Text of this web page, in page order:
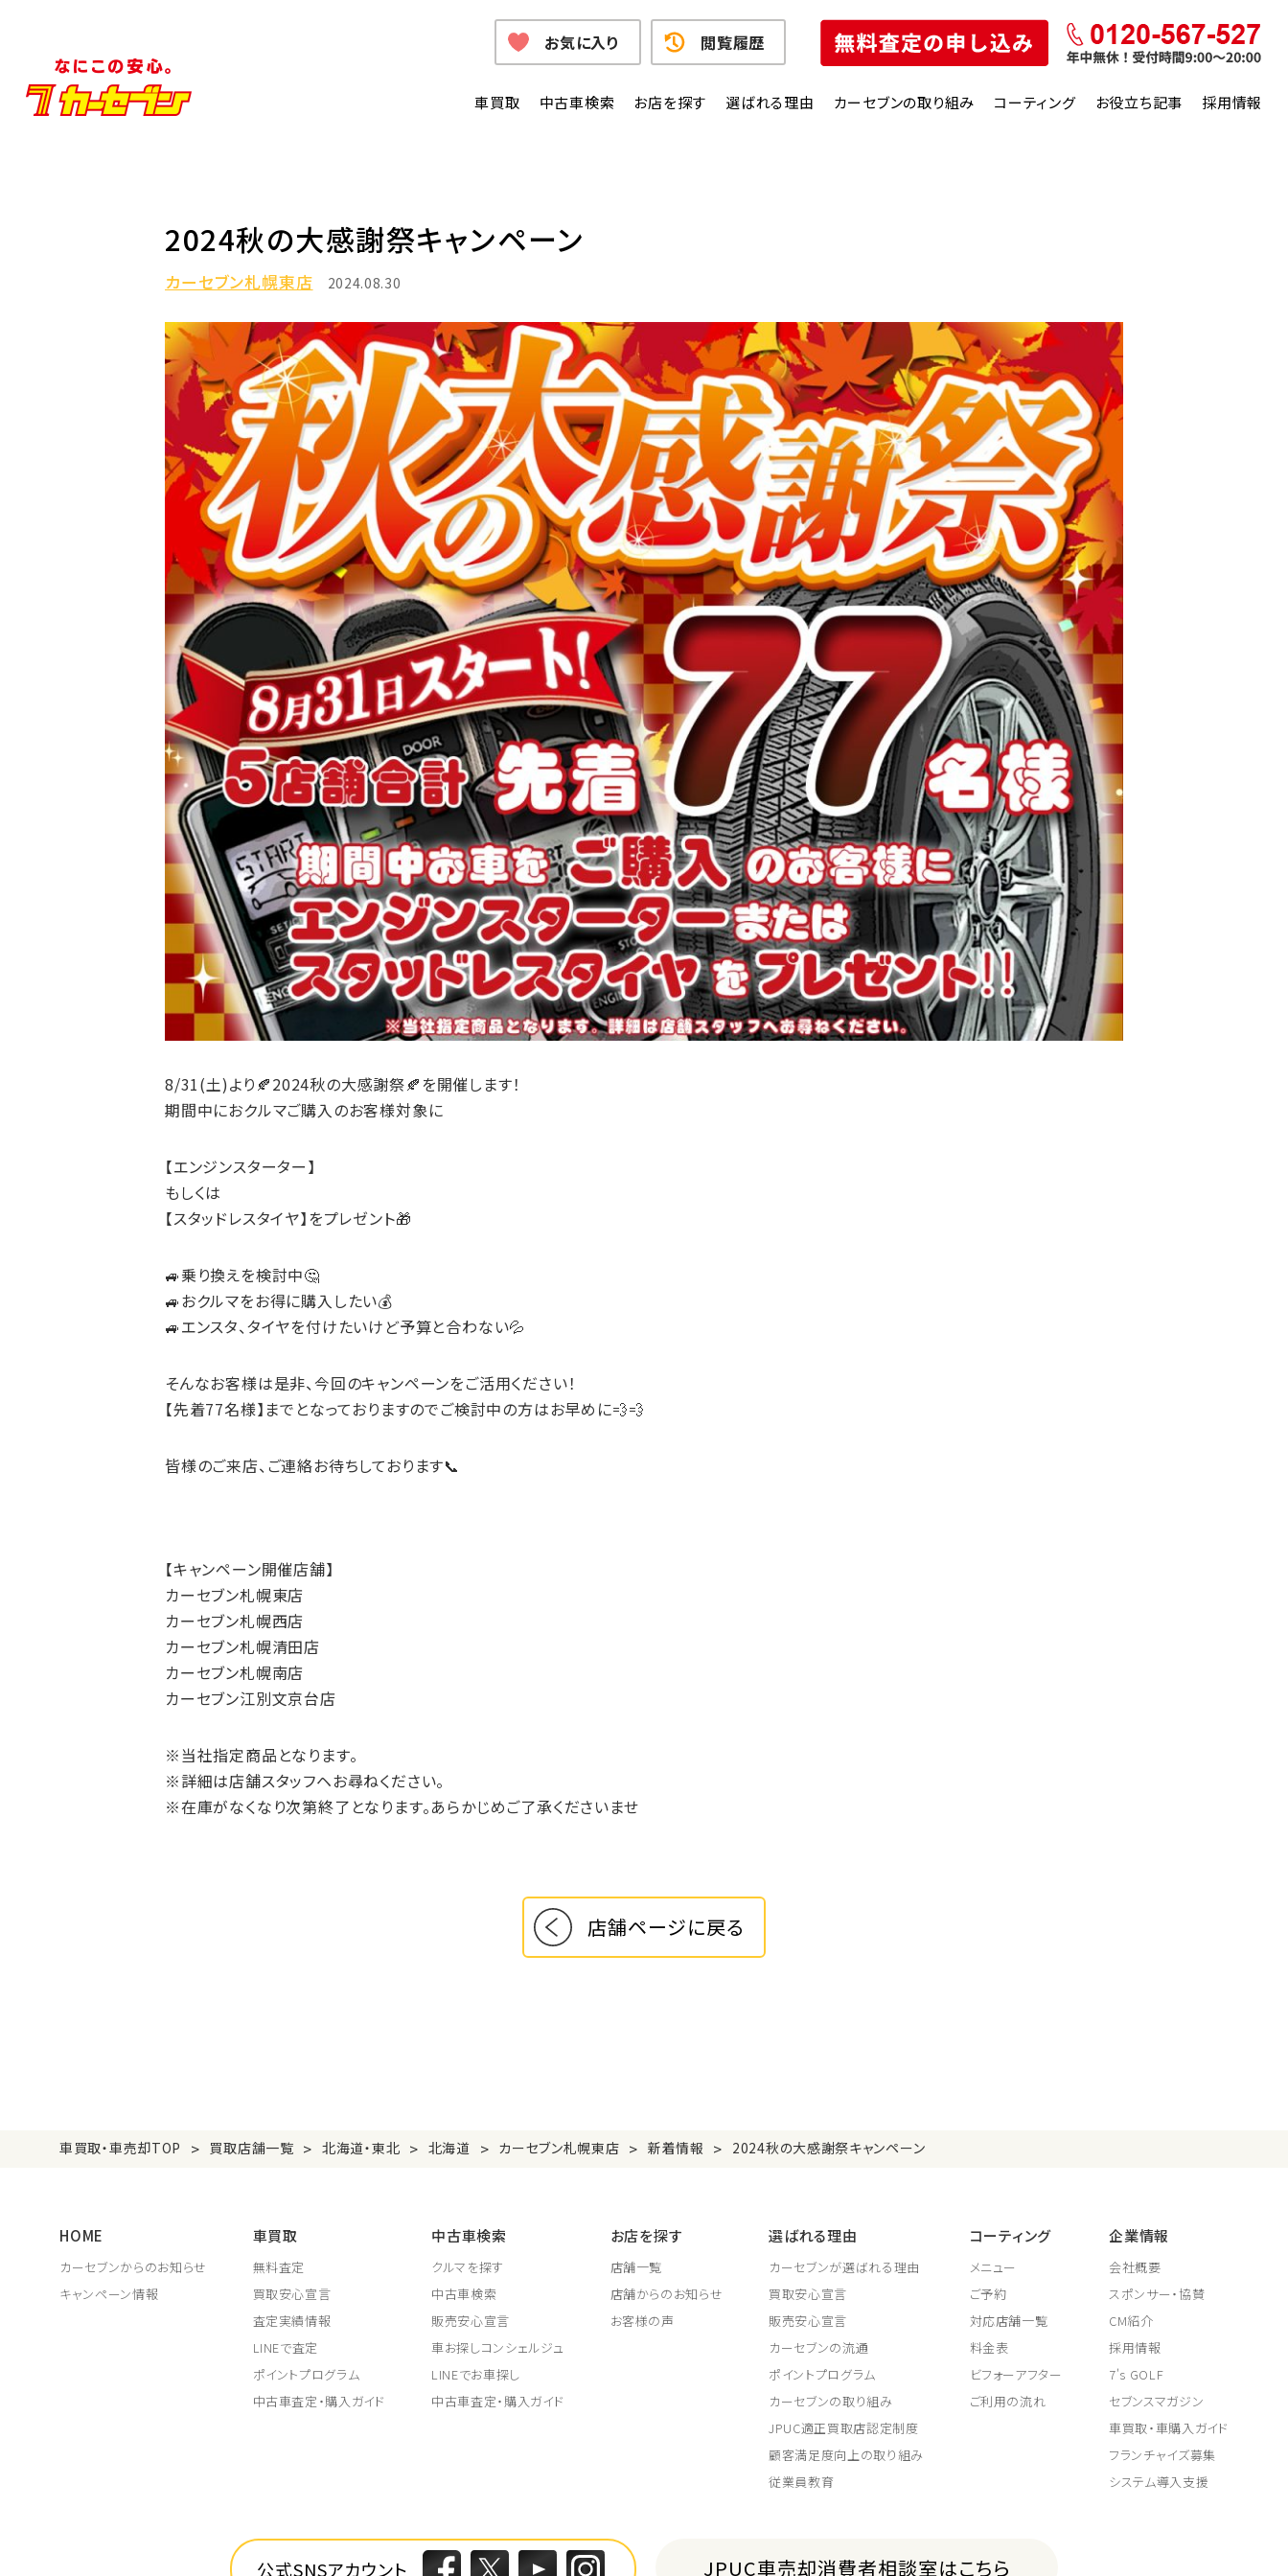
車買取 中古車検索 お店を探す 選ばれる理由 カーセブンの取り組み コーティング お役立ち記事 採用情報
お気に入り 閲覧履歴
2024秋の大感謝祭キャンペーン
カーセブン札幌東店 2024.08.30
8/31(土)より🍂2024秋の大感謝祭🍂を開催します！
期間中におクルマご購入のお客様対象に
【エンジンスターター】
もしくは
【スタッドレスタイヤ】をプレゼント🎁
🚙乗り換えを検討中🤔
🚙おクルマをお得に購入したい💰
🚙エンスタ、タイヤを付けたいけど予算と合わない💦
そんなお客様は是非、今回のキャンペーンをご活用ください！
【先着77名様】までとなっておりますのでご検討中の方はお早めに💨💨
皆様のご来店、ご連絡お待ちしております📞
【キャンペーン開催店舗】
カーセブン札幌東店
カーセブン札幌西店
カーセブン札幌清田店
カーセブン札幌南店
カーセブン江別文京台店
※当社指定商品となります。
※詳細は店舗スタッフヘお尋ねください。
※在庫がなくなり次第終了となります。あらかじめご了承くださいませ
店舗ページに戻る
車買取・車売却TOP > 買取店舗一覧 > 北海道・東北 > 北海道 > カーセブン札幌東店 > 新着情報 > 2024秋の大感謝祭キャンペーン
HOME
カーセブンからのお知らせ
キャンペーン情報
車買取
無料査定
買取安心宣言
査定実績情報
LINEで査定
ポイントプログラム
中古車査定・購入ガイド
中古車検索
クルマを探す
中古車検索
販売安心宣言
車お探しコンシェルジュ
LINEでお車探し
中古車査定・購入ガイド
お店を探す
店舗一覧
店舗からのお知らせ
お客様の声
選ばれる理由
カーセブンが選ばれる理由
買取安心宣言
販売安心宣言
カーセブンの流通
ポイントプログラム
カーセブンの取り組み
JPUC適正買取店認定制度
顧客満足度向上の取り組み
従業員教育
コーティング
メニュー
ご予約
対応店舗一覧
料金表
ビフォーアフター
ご利用の流れ
企業情報
会社概要
スポンサー・協賛
CM紹介
採用情報
7's GOLF
セブンスマガジン
車買取・車購入ガイド
フランチャイズ募集
システム導入支援
公式SNSアカウント JPUC車売却消費者相談室はこちら